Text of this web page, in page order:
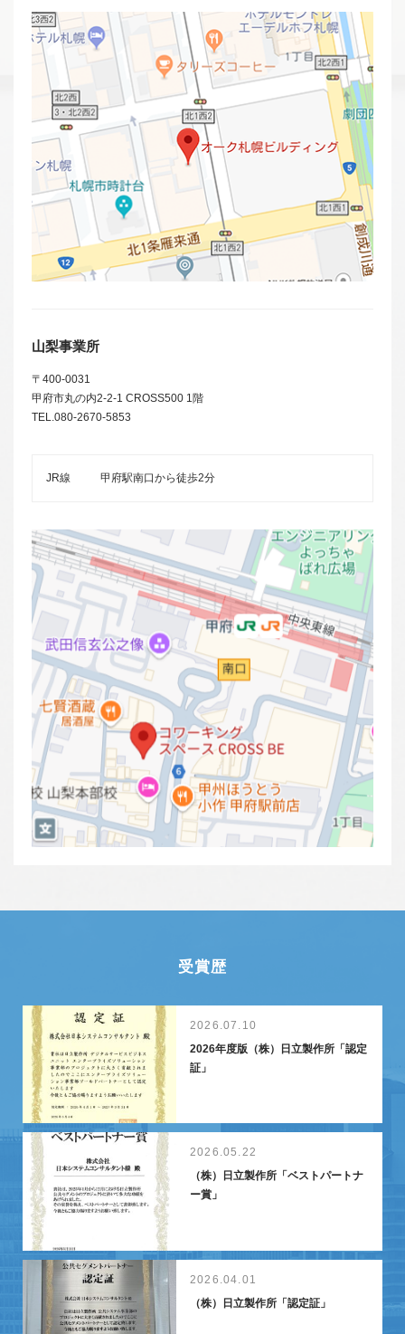
山梨事業所
〒400-0031
甲府市丸の内2-2-1 CROSS500 1階
TEL.080-2670-5853
JR線 甲府駅南口から徒歩2分
受賞歴
2026.07.10
2026年度版（株）日立製作所「認定
証」
2026.05.22
（株）日立製作所「ベストパートナ
ー賞」
2026.04.01
（株）日立製作所「認定証」